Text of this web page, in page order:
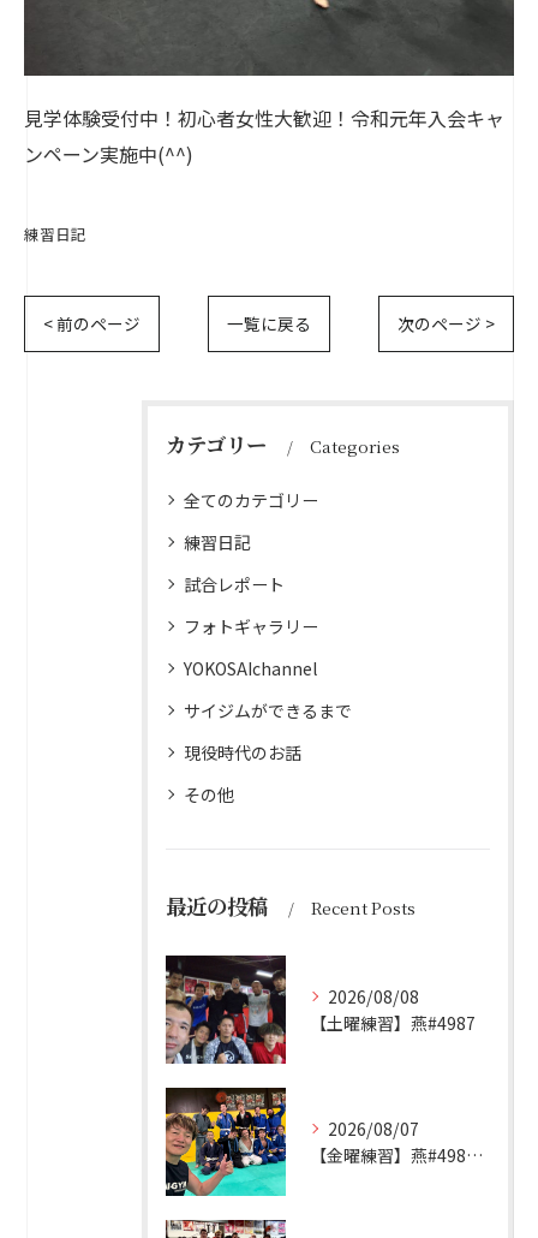
見学体験受付中！初心者女性大歓迎！令和元年入会キャ
ンペーン実施中(^^)
練習日記
< 前のページ 一覧に戻る 次のページ >
カテゴリー Categories
全てのカテゴリー
練習日記
試合レポート
フォトギャラリー
YOKOSAIchannel
サイジムができるまで
現役時代のお話
その他
最近の投稿 Recent Posts
2026/08/08
【土曜練習】燕#4987
2026/08/07
【金曜練習】燕#4986見附#493